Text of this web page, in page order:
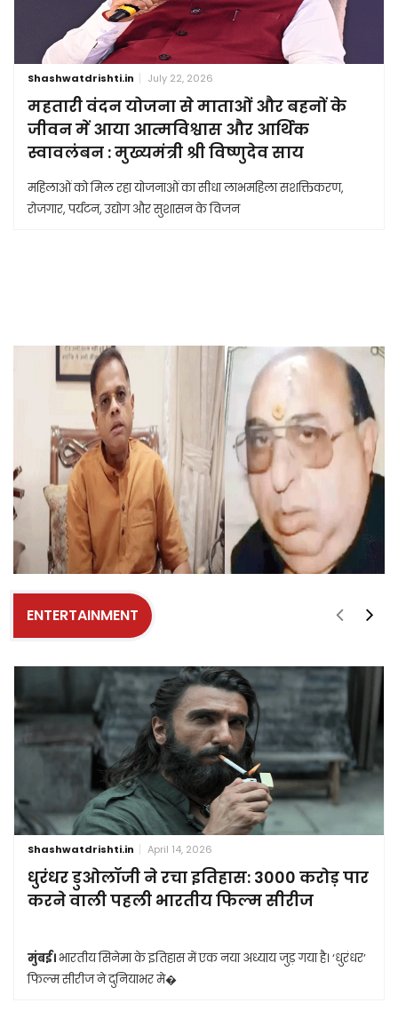
Shashwatdrishti.in July 22, 2026
महतारी वंदन योजना से माताओं और बहनों के
जीवन में आया आत्मविश्वास और आर्थिक
स्वावलंबन : मुख्यमंत्री श्री विष्णुदेव साय
महिलाओं को मिल रहा योजनाओं का सीधा लाभमहिला सशक्तिकरण,
रोजगार, पर्यटन, उद्योग और सुशासन के विजन
ENTERTAINMENT
Shashwatdrishti.in April 14, 2026
धुरंधर डुओलॉजी ने रचा इतिहास: 3000 करोड़ पार
करने वाली पहली भारतीय फिल्म सीरीज
मुंबई। भारतीय सिनेमा के इतिहास में एक नया अध्याय जुड़ गया है। ‘धुरंधर’
फिल्म सीरीज ने दुनियाभर मे�